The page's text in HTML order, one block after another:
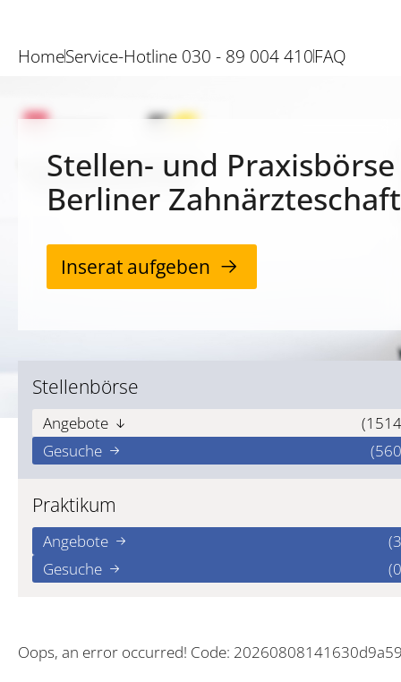
HomeService-Hotline 030 - 89 004 410FAQ
Stellen- und
Berliner Zahnärzteschaft
Inserat aufgeben
Stellenbörse
Angebote
Gesuche
Praktikum
Angebote
Gesuche
Oops, an error occurred! Code: